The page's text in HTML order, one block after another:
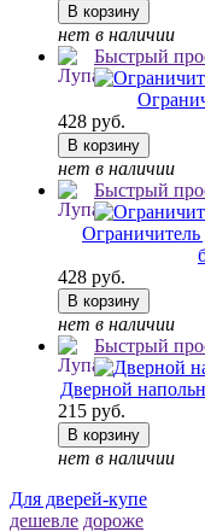
В корзину
нет в наличии
Быстрый
428 руб.
В корзину
нет в наличии
Быстрый
428 руб.
В корзину
нет в наличии
Быстрый
Дверной
215 руб.
В корзину
нет в наличии
Для дверей-купе
дешевле дороже